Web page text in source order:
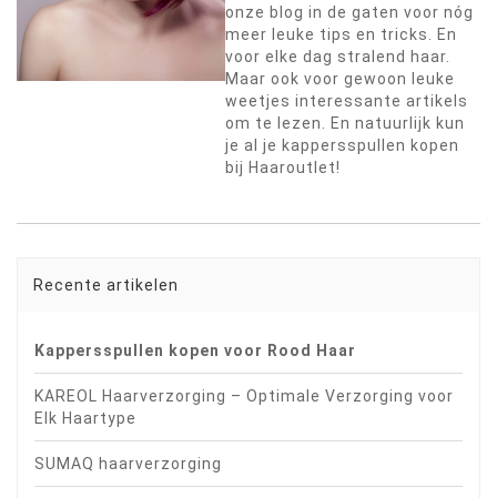
onze blog in de gaten voor nóg
meer leuke tips en tricks. En
voor elke dag stralend haar.
Maar ook voor gewoon leuke
weetjes interessante artikels
om te lezen. En natuurlijk kun
je al je kappersspullen kopen
bij Haaroutlet!
Recente artikelen
Kappersspullen kopen voor Rood Haar
KAREOL Haarverzorging – Optimale Verzorging voor
Elk Haartype
SUMAQ haarverzorging